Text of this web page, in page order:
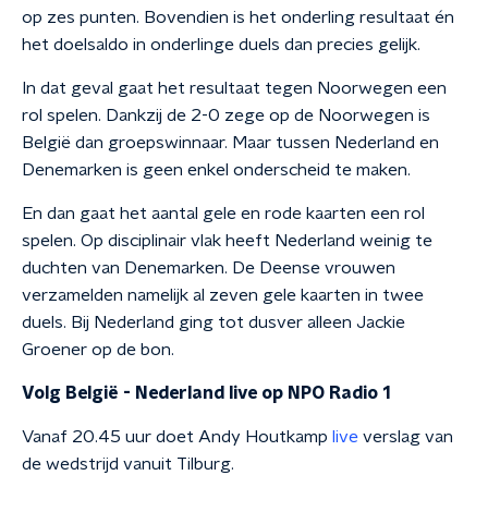
op zes punten. Bovendien is het onderling resultaat én
het doelsaldo in onderlinge duels dan precies gelijk.
In dat geval gaat het resultaat tegen Noorwegen een
rol spelen. Dankzij de 2-0 zege op de Noorwegen is
België dan groepswinnaar. Maar tussen Nederland en
Denemarken is geen enkel onderscheid te maken.
En dan gaat het aantal gele en rode kaarten een rol
spelen. Op disciplinair vlak heeft Nederland weinig te
duchten van Denemarken. De Deense vrouwen
verzamelden namelijk al zeven gele kaarten in twee
duels. Bij Nederland ging tot dusver alleen Jackie
Groener op de bon.
Volg België - Nederland live op NPO Radio 1
Vanaf 20.45 uur doet Andy Houtkamp live verslag van
de wedstrijd vanuit Tilburg.